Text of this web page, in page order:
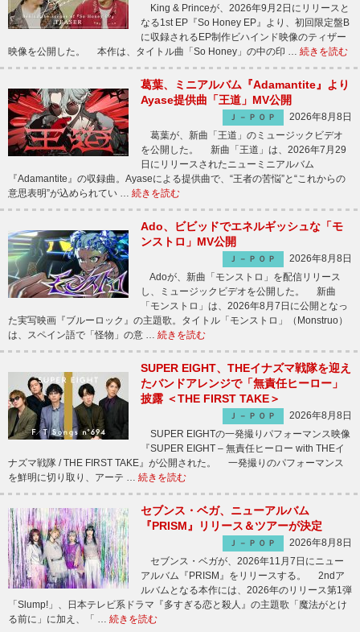
King & Princeが、2026年9月2日にリリースと
なる1st EP『So Honey EP』より、初回限定盤B
に収録されるEP制作ビハインド映像のティザー
映像を公開した。 本作は、タイトル曲「So Honey」の中の印 … 続きを読む
葛葉、ミニアルバム『Adamantite』より
Ayase提供曲「王道」MV公開
Ｊ－ＰＯＰ
2026年8月8日
葛葉が、新曲「王道」のミュージックビデオ
を公開した。 新曲「王道」は、2026年7月29
日にリリースされたニューミニアルバム
『Adamantite』の収録曲。Ayaseによる提供曲で、“王者の苦悩”と“これからの
意思表明”が込められてい … 続きを読む
Ado、ビビッドでエネルギッシュな「モ
ンストロ」MV公開
Ｊ－ＰＯＰ
2026年8月8日
Adoが、新曲「モンストロ」を配信リリース
し、ミュージックビデオを公開した。 新曲
「モンストロ」は、2026年8月7日に公開となっ
た実写映画『ブルーロック』の主題歌。タイトル「モンストロ」（Monstruo）
は、スペイン語で「怪物」の意 … 続きを読む
SUPER EIGHT、THEイナズマ戦隊を迎え
たバンドアレンジで「無責任ヒーロー」
披露 ＜THE FIRST TAKE＞
Ｊ－ＰＯＰ
2026年8月8日
SUPER EIGHTの一発撮りパフォーマンス映像
『SUPER EIGHT – 無責任ヒーロー with THEイ
ナズマ戦隊 / THE FIRST TAKE』が公開された。 一発撮りのパフォーマンス
を鮮明に切り取り、アーテ … 続きを読む
セブンス・ベガ、ニューアルバム
『PRISM』リリース＆ツアーが決定
Ｊ－ＰＯＰ
2026年8月8日
セブンス・ベガが、2026年11月7日にニュー
アルバム『PRISM』をリリースする。 2ndア
ルバムとなる本作には、2026年のリリース第1弾
「Slump!」、日本テレビ系ドラマ『多すぎる恋と殺人』の主題歌「魔法がとけ
る前に」に加え、「 … 続きを読む